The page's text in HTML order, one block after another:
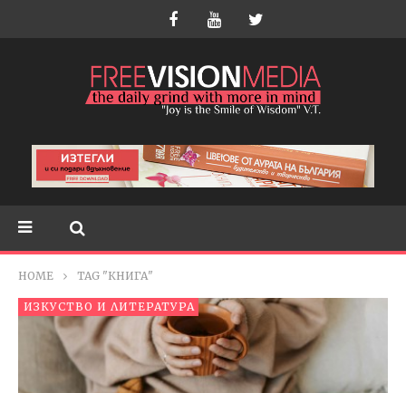
HOME TAG "КНИГА"
ИЗКУСТВО И ЛИТЕРАТУРА